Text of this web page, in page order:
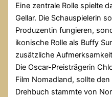
Eine zentrale Rolle spielte
Gellar. Die Schauspielerin
Produzentin fungieren,
ikonische Rolle als Buffy
zusätzliche
Die Oscar-Preisträgerin
Film Nomadland, sollte
Drehbuch stammte von